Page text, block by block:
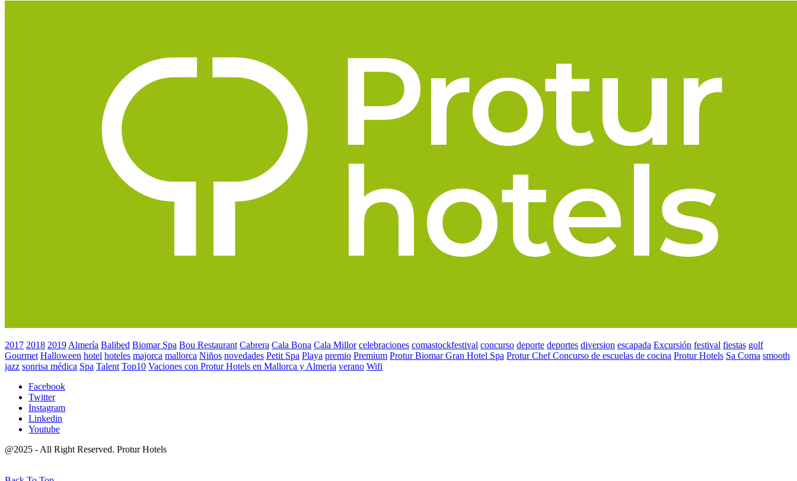
2017 2018 2019 Almería Balibed Biomar Spa Bou Restaurant Cabrera Cala Bona Cala Millor celebraciones comastockfestival concurso deporte deportes diversion escapada Excursión festival fiestas golf
Gourmet Halloween hotel hoteles majorca mallorca Niños novedades Petit Spa Playa premio Premium Protur Biomar Gran Hotel Spa Protur Chef Concurso de escuelas de cocina Protur Hotels Sa Coma smooth
jazz sonrisa médica Spa Talent Top10 Vaciones con Protur Hotels en Mallorca y Almeria verano Wifi
Facebook
Twitter
Instagram
Linkedin
Youtube
@2025 - All Right Reserved. Protur Hotels